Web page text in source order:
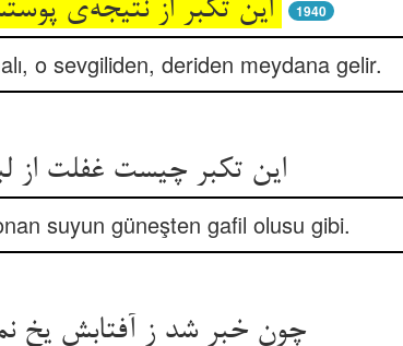
1940
o sevgiliden, deriden meydana gelir.
این تکبر چیست غفلت از لباب ** منجمد چون غفلت یخ ز آفتاب
suyun güneşten gafil olusu gibi.